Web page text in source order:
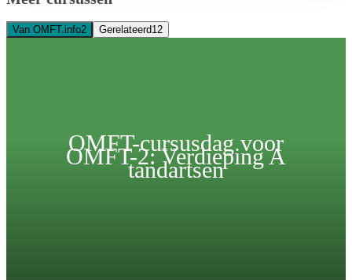
Van OMFT.info2 Gerelateerd12
OMFT-2: Verdieping A
OMFT-cursusdag voor
tandartsen